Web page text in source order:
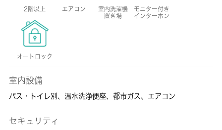
2階以上 エアコン
室内洗濯機
置き場
モニター付き
インターホン
オートロック
室内設備
バス・トイレ別 、 温水洗浄便座、 都市ガス、 エアコン
セキュリティ